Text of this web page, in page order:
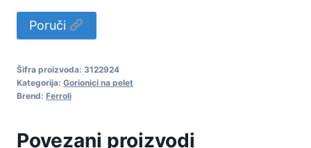
Poruči
Šifra proizvoda: 3122924
Kategorija: Gorionici na pelet
Brend: Ferroli
Povezani proizvodi